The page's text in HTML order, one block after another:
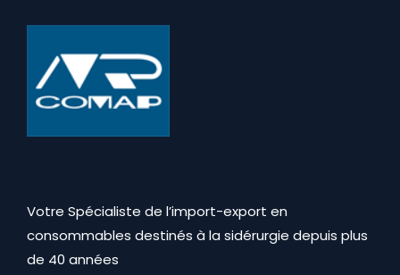
Votre Spécialiste de l’import-export en
consommables destinés à la sidérurgie depuis plus
de 40 années